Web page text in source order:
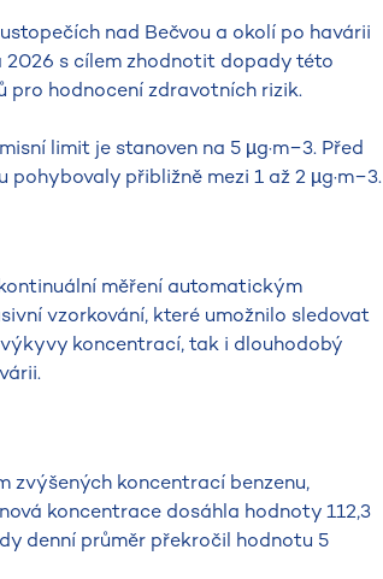
nad Bečvou a okolí po havárii
2026 s cílem zhodnotit dopady této
hodnocení zdravotních rizik.
limit je stanoven na 5 µg·m−3. Před
přibližně mezi 1 až 2 µg·m−3.
měření automatickým
vzorkování, které umožnilo sledovat
koncentrací, tak i dlouhodobý
zvýšených koncentrací benzenu,
koncentrace dosáhla hodnoty 112,3
denní průměr překročil hodnotu 5